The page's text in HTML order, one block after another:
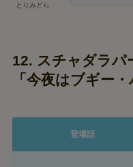
とりみどら
12. スチャダラパ
「今夜はブギー
登場話